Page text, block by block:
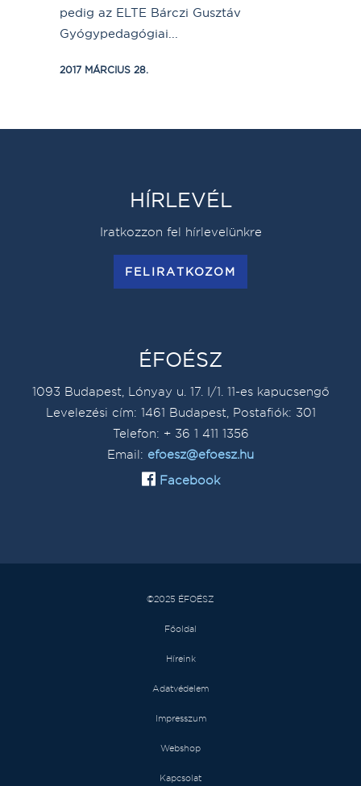
pedig az ELTE Bárczi Gusztáv
Gyógypedagógiai...
2017 MÁRCIUS 28.
HÍRLEVÉL
Iratkozzon fel hírlevelünkre
FELIRATKOZOM
ÉFOÉSZ
1093 Budapest, Lónyay u. 17. I/1. 11-es kapucsengő
Levelezési cím: 1461 Budapest, Postafiók: 301
Telefon: + 36 1 411 1356
Email: efoesz@efoesz.hu
Facebook
©2025 ÉFOÉSZ
Főoldal
Híreink
Adatvédelem
Impresszum
Webshop
Kapcsolat